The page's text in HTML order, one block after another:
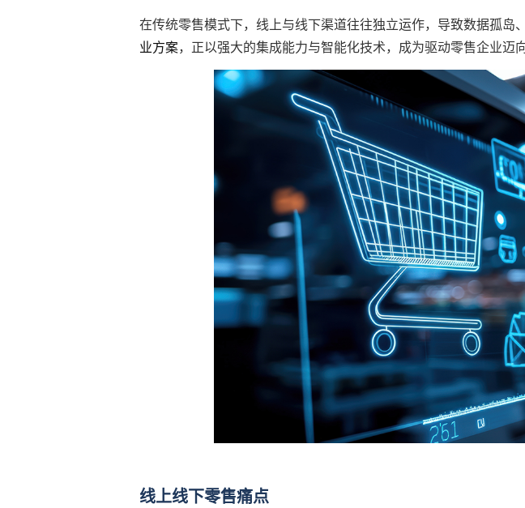
在传统零售模式下，线上与线下渠道往往独立运作，导致数据孤岛
业方案，正以强大的集成能力与智能化技术，成为驱动零售企业迈
线上线下零售痛点